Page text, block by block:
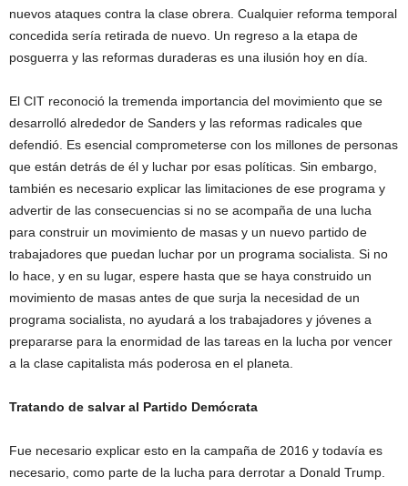
nuevos ataques contra la clase obrera. Cualquier reforma temporal
concedida sería retirada de nuevo. Un regreso a la etapa de
posguerra y las reformas duraderas es una ilusión hoy en día.
El CIT reconoció la tremenda importancia del movimiento que se
desarrolló alrededor de Sanders y las reformas radicales que
defendió. Es esencial comprometerse con los millones de personas
que están detrás de él y luchar por esas políticas. Sin embargo,
también es necesario explicar las limitaciones de ese programa y
advertir de las consecuencias si no se acompaña de una lucha
para construir un movimiento de masas y un nuevo partido de
trabajadores que puedan luchar por un programa socialista. Si no
lo hace, y en su lugar, espere hasta que se haya construido un
movimiento de masas antes de que surja la necesidad de un
programa socialista, no ayudará a los trabajadores y jóvenes a
prepararse para la enormidad de las tareas en la lucha por vencer
a la clase capitalista más poderosa en el planeta.
Tratando de salvar al Partido Demócrata
Fue necesario explicar esto en la campaña de 2016 y todavía es
necesario, como parte de la lucha para derrotar a Donald Trump.